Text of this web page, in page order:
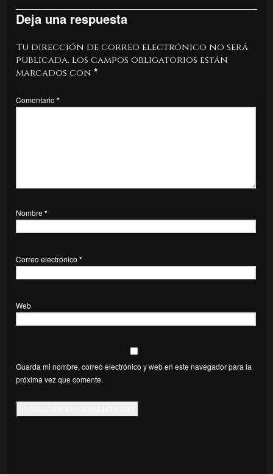
Deja una respuesta
Tu dirección de correo electrónico no será
publicada. Los campos obligatorios están
marcados con *
Comentario *
Nombre *
Correo electrónico *
Web
Guarda mi nombre, correo electrónico y web en este navegador para la
próxima vez que comente.